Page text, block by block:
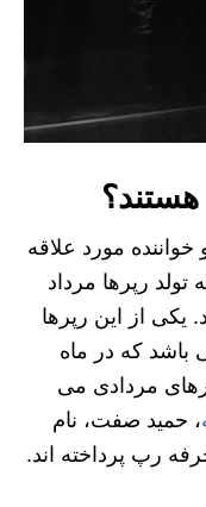
هستند؟
مورد علاقه
رپرها مرداد
یکی از این رپرها
باشد که در ماه
مردادی می
، حمید صفت، نام
رپ پرداخته اند.